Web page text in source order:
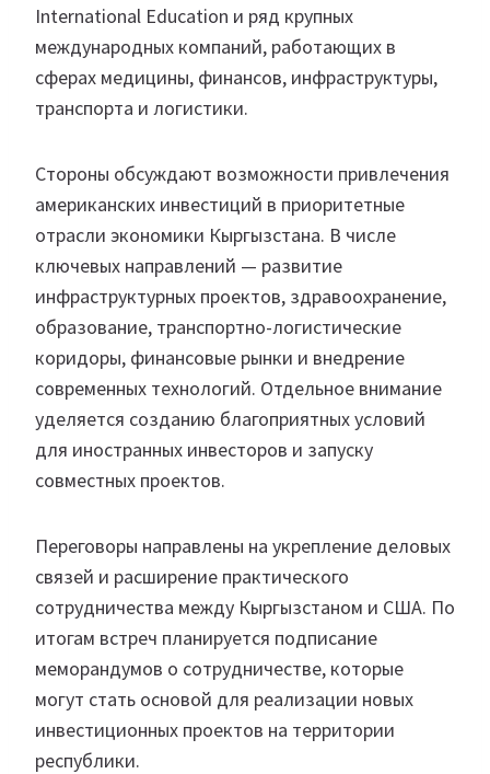
International Education и ряд крупных
международных компаний, работающих в
сферах медицины, финансов, инфраструктуры,
транспорта и логистики.
Стороны обсуждают возможности привлечения
американских инвестиций в приоритетные
отрасли экономики Кыргызстана. В числе
ключевых направлений — развитие
инфраструктурных проектов, здравоохранение,
образование, транспортно-логистические
коридоры, финансовые рынки и внедрение
современных технологий. Отдельное внимание
уделяется созданию благоприятных условий
для иностранных инвесторов и запуску
совместных проектов.
Переговоры направлены на укрепление деловых
связей и расширение практического
сотрудничества между Кыргызстаном и США. По
итогам встреч планируется подписание
меморандумов о сотрудничестве, которые
могут стать основой для реализации новых
инвестиционных проектов на территории
республики.